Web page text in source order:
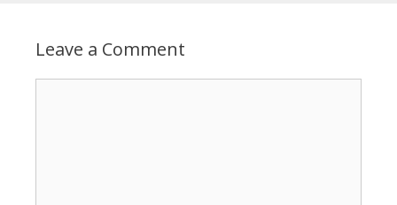
Leave a Comment